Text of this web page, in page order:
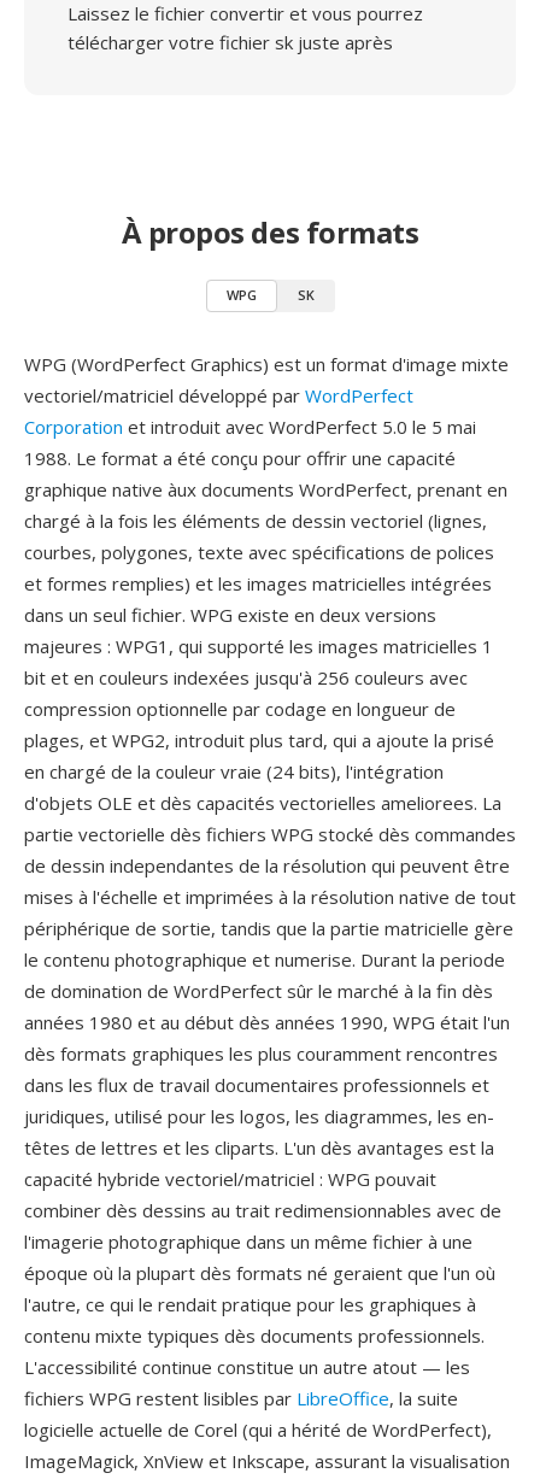
Laissez le fichier convertir et vous pourrez
télécharger votre fichier sk juste après
À propos des formats
WPG SK
WPG (WordPerfect Graphics) est un format d'image mixte
vectoriel/matriciel développé par WordPerfect
Corporation et introduit avec WordPerfect 5.0 le 5 mai
1988. Le format a été conçu pour offrir une capacité
graphique native àux documents WordPerfect, prenant en
chargé à la fois les éléments de dessin vectoriel (lignes,
courbes, polygones, texte avec spécifications de polices
et formes remplies) et les images matricielles intégrées
dans un seul fichier. WPG existe en deux versions
majeures : WPG1, qui supporté les images matricielles 1
bit et en couleurs indexées jusqu'à 256 couleurs avec
compression optionnelle par codage en longueur de
plages, et WPG2, introduit plus tard, qui a ajoute la prisé
en chargé de la couleur vraie (24 bits), l'intégration
d'objets OLE et dès capacités vectorielles ameliorees. La
partie vectorielle dès fichiers WPG stocké dès commandes
de dessin independantes de la résolution qui peuvent être
mises à l'échelle et imprimées à la résolution native de tout
périphérique de sortie, tandis que la partie matricielle gère
le contenu photographique et numerise. Durant la periode
de domination de WordPerfect sûr le marché à la fin dès
années 1980 et au début dès années 1990, WPG était l'un
dès formats graphiques les plus couramment rencontres
dans les flux de travail documentaires professionnels et
juridiques, utilisé pour les logos, les diagrammes, les en-
têtes de lettres et les cliparts. L'un dès avantages est la
capacité hybride vectoriel/matriciel : WPG pouvait
combiner dès dessins au trait redimensionnables avec de
l'imagerie photographique dans un même fichier à une
époque où la plupart dès formats né geraient que l'un où
l'autre, ce qui le rendait pratique pour les graphiques à
contenu mixte typiques dès documents professionnels.
L'accessibilité continue constitue un autre atout — les
fichiers WPG restent lisibles par LibreOffice, la suite
logicielle actuelle de Corel (qui a hérité de WordPerfect),
ImageMagick, XnView et Inkscape, assurant la visualisation